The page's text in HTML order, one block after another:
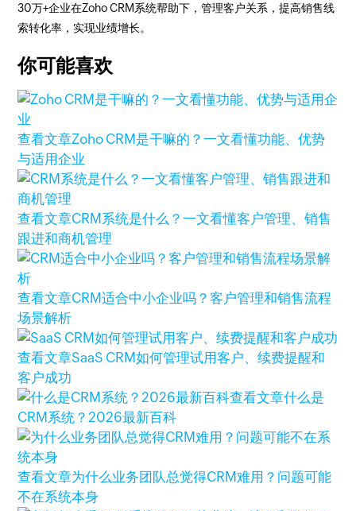
30万+企业在Zoho CRM系统帮助下，管理客户关系，提高销售线
索转化率，实现业绩增长。
你可能喜欢
查看文章Zoho CRM是干嘛的？一文看懂功能、优势
与适用企业
查看文章CRM系统是什么？一文看懂客户管理、销售
跟进和商机管理
查看文章CRM适合中小企业吗？客户管理和销售流程
场景解析
查看文章SaaS CRM如何管理试用客户、续费提醒和
客户成功
查看文章什么是
CRM系统？2026最新百科
查看文章为什么业务团队总觉得CRM难用？问题可能
不在系统本身